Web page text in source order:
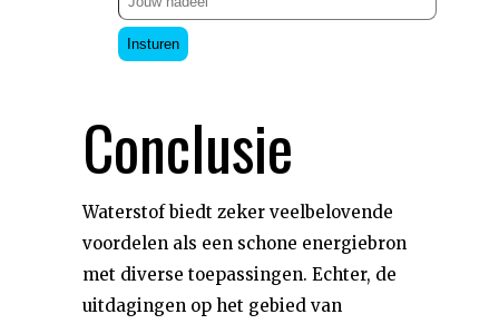
Insturen
Conclusie
Waterstof biedt zeker veelbelovende
voordelen als een schone energiebron
met diverse toepassingen. Echter, de
uitdagingen op het gebied van